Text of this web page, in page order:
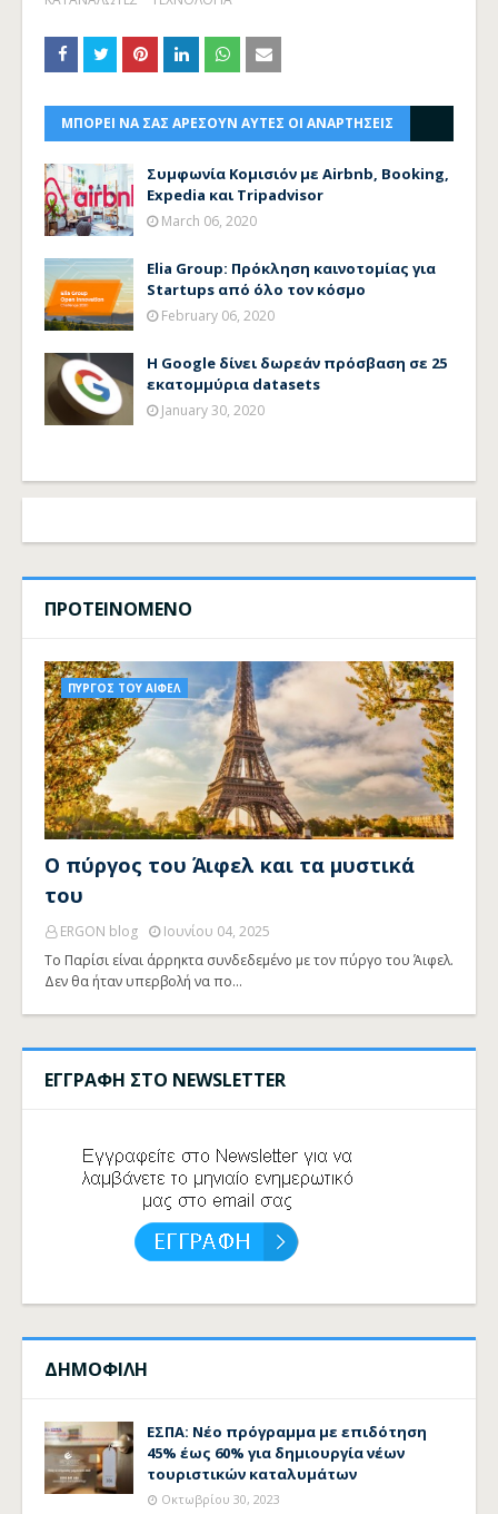
ΜΠΟΡΕΙ ΝΑ ΣΑΣ ΑΡΕΣΟΥΝ ΑΥΤΕΣ ΟΙ ΑΝΑΡΤΗΣΕΙΣ
Συμφωνία Κομισιόν με Airbnb, Booking,
Expedia και Tripadvisor
March 06, 2020
Elia Group: Πρόκληση καινοτομίας για
Startups από όλο τον κόσμο
February 06, 2020
Η Google δίνει δωρεάν πρόσβαση σε 25
εκατομμύρια datasets
January 30, 2020
ΠΡΟΤΕΙΝΟΜΕΝΟ
ΠΥΡΓΟΣ ΤΟΥ ΑΙΦΕΛ
Ο πύργος του Άιφελ και τα μυστικά
του
ERGON blog
Ιουνίου 04, 2025
Το Παρίσι είναι άρρηκτα συνδεδεμένο με τον πύργο του Άιφελ.
Δεν θα ήταν υπερβολή να πο…
ΕΓΓΡΑΦΗ ΣΤΟ NEWSLETTER
ΔΗΜΟΦΙΛΗ
ΕΣΠΑ: Νέο πρόγραμμα με επιδότηση
45% έως 60% για δημιουργία νέων
τουριστικών καταλυμάτων
Οκτωβρίου 30, 2023